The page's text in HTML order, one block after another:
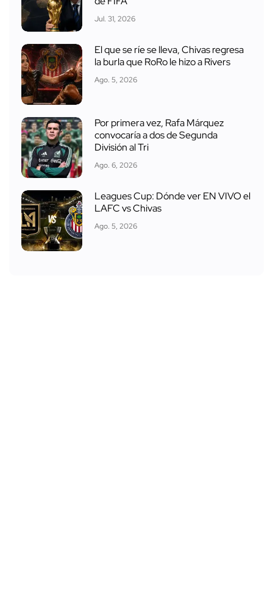
Jul. 31, 2026
El que se ríe se lleva, Chivas regresa
la burla que RoRo le hizo a Rivers
Ago. 5, 2026
Por primera vez, Rafa Márquez
convocaría a dos de Segunda
División al Tri
Ago. 6, 2026
Leagues Cup: Dónde ver EN VIVO el
LAFC vs Chivas
Ago. 5, 2026